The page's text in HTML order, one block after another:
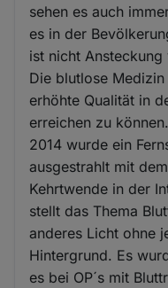
sehen es auch
es in der
ist nicht
Die blutlose
erhöhte Qualität in
erreichen zu
2014 wurde ein
ausgestrahlt mit
Kehrtwende in der
stellt das Thema
anderes Licht ohne
Hintergrund. Es
es bei OP´s mit